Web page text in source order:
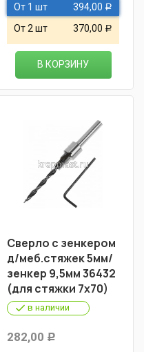
От 1 шт 394,00 Р
От 2 шт 370,00 Р
В КОРЗИНУ
Сверло с зенкером
д/меб.стяжек 5мм/
зенкер 9,5мм 36432
(для стяжки 7х70)
в наличии
282,00 Р